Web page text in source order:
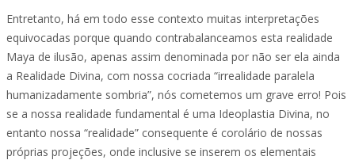
Entretanto, há em todo esse contexto muitas interpretações
equivocadas porque quando contrabalanceamos esta realidade
Maya de ilusão, apenas assim denominada por não ser ela ainda
a Realidade Divina, com nossa cocriada “irrealidade paralela
humanizadamente sombria”, nós cometemos um grave erro! Pois
se a nossa realidade fundamental é uma Ideoplastia Divina, no
entanto nossa “realidade” consequente é corolário de nossas
próprias projeções, onde inclusive se inserem os elementais